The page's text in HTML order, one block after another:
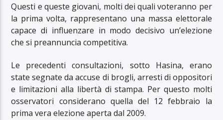
Questi e queste giovani, molti dei quali voteranno per
la prima volta, rappresentano una massa elettorale
capace di influenzare in modo decisivo un’elezione
che si preannuncia competitiva.
Le precedenti consultazioni, sotto Hasina, erano
state segnate da accuse di brogli, arresti di oppositori
e limitazioni alla libertà di stampa. Per questo molti
osservatori considerano quella del 12 febbraio la
prima vera elezione aperta dal 2009.